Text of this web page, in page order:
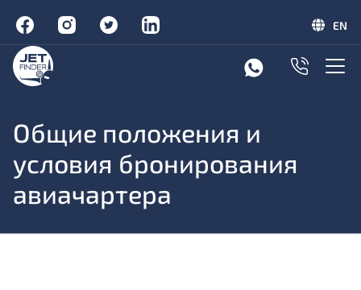
EN
Общие положения и
условия бронирования
авиачартера